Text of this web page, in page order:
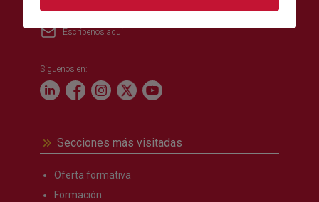
Escríbenos aquí
Síguenos en:
Secciones más visitadas
Oferta formativa
Formación